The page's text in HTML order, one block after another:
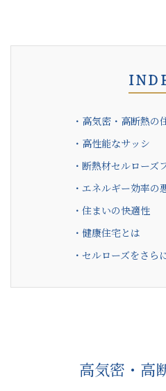
・高気密・高断熱の
・高性能なサッシ
・断熱材セルローズ
・エネルギー効率の
・住まいの快適性
・健康住宅とは
・セルローズをさら
高気密・高